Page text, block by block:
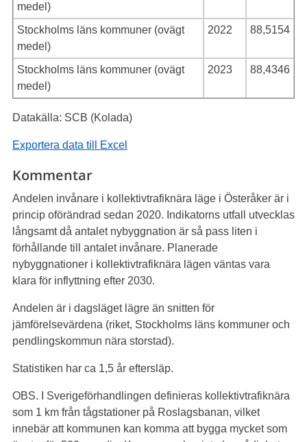
medel)
Stockholms läns kommuner (ovägt
medel)
2022 88,5154
Stockholms läns kommuner (ovägt
medel)
2023 88,4346
Datakälla: SCB (Kolada)
Exportera data till Excel
Kommentar
Andelen invånare i kollektivtrafiknära läge i Österåker är i
princip oförändrad sedan 2020. Indikatorns utfall utvecklas
långsamt då antalet nybyggnation är så pass liten i
förhållande till antalet invånare. Planerade
nybyggnationer i kollektivtrafiknära lägen väntas vara
klara för inflyttning efter 2030.
Andelen är i dagsläget lägre än snitten för
jämförelsevärdena (riket, Stockholms läns kommuner och
pendlingskommun nära storstad).
Statistiken har ca 1,5 år eftersläp.
OBS. I Sverigeförhandlingen definieras kollektivtrafiknära
som 1 km från tågstationer på Roslagsbanan, vilket
innebär att kommunen kan komma att bygga mycket som